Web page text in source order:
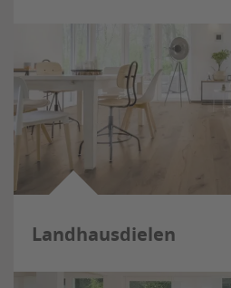
Landhausdielen